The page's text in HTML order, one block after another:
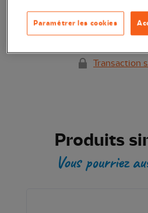
Ajouter
Transaction
Produits
Vous pourriez
Paramétrer les cookies